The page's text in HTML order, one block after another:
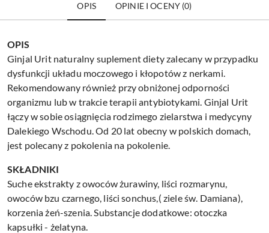
OPIS OPINIE I OCENY (0)
OPIS
Ginjal Urit naturalny suplement diety zalecany w przypadku
dysfunkcji układu moczowego i kłopotów z nerkami.
Rekomendowany również przy obniżonej odporności
organizmu lub w trakcie terapii antybiotykami. Ginjal Urit
łączy w sobie osiągnięcia rodzimego zielarstwa i medycyny
Dalekiego Wschodu. Od 20 lat obecny w polskich domach,
jest polecany z pokolenia na pokolenie.
SKŁADNIKI
Suche ekstrakty z owoców żurawiny, liści rozmarynu,
owoców bzu czarnego, liści sonchus,( ziele św. Damiana),
korzenia żeń-szenia. Substancje dodatkowe: otoczka
kapsułki - żelatyna.